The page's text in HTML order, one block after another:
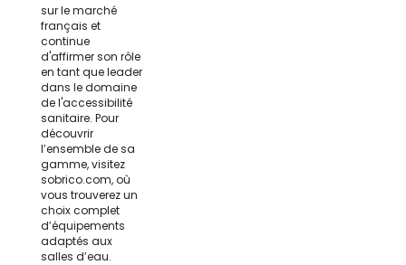
sur le marché
français et
continue
d'affirmer son rôle
en tant que leader
dans le domaine
de l'accessibilité
sanitaire. Pour
découvrir
l’ensemble de sa
gamme, visitez
sobrico.com, où
vous trouverez un
choix complet
d’équipements
adaptés aux
salles d’eau.